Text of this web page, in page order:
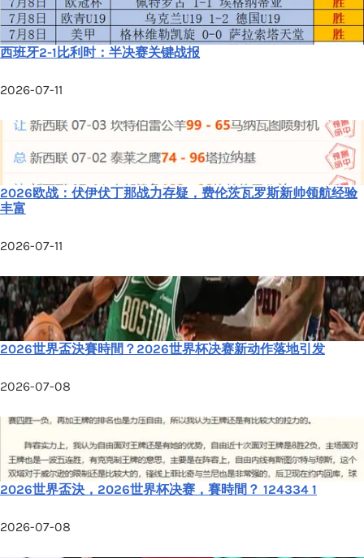
西班牙2-1比利时：半决赛关键战报
2026-07-11
2026欧战：伏伊伏丁那战力存疑，费伦茨瓦罗斯新帅领航经验
丰富
2026-07-11
2026世界盃決賽時間？2026世界杯决赛新动作落地引发
2026-07-08
2026世界盃決，2026世界杯决赛，賽時間？ 124334 1
2026-07-08